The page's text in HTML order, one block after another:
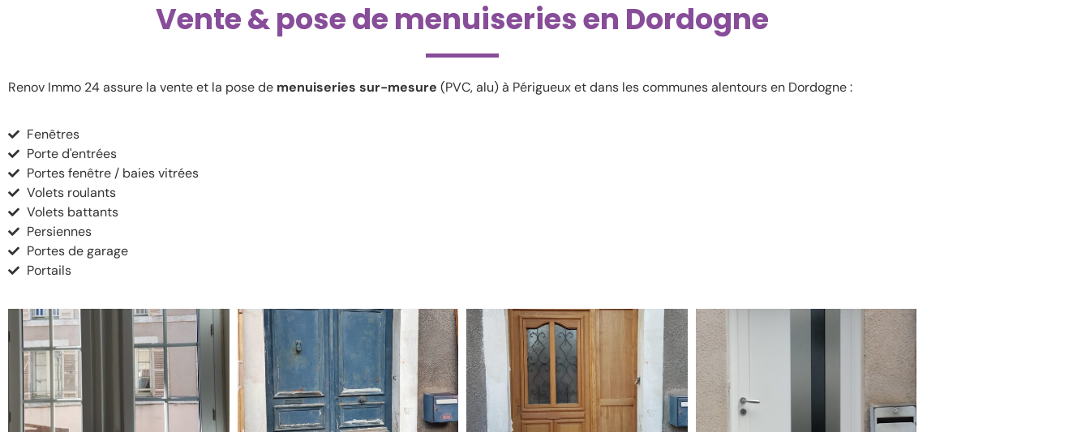
Vente & pose de menuiseries en Dordogne
Renov Immo 24 assure la vente et la pose de menuiseries sur-mesure (PVC, alu) à Périgueux et dans les communes alentours en Dordogne :
Fenêtres
Porte d'entrées
Portes fenêtre / baies vitrées
Volets roulants
Volets battants
Persiennes
Portes de garage
Portails